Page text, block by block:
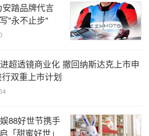
安踏品牌代言
"永不止步"
超透镜商业化 撤回纳斯达克上市申
双重上市计划
88好世节携手
「甜蜜好世」